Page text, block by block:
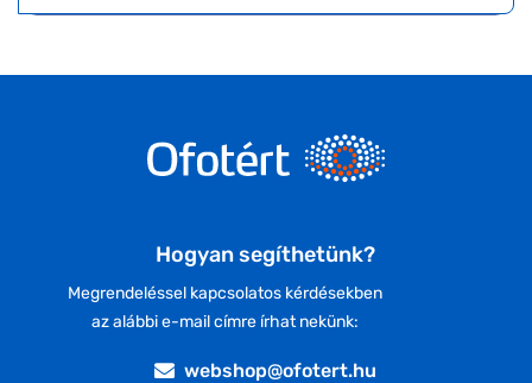
Hogyan segíthetünk?
Megrendeléssel kapcsolatos kérdésekben
az alábbi e-mail címre írhat nekünk:
webshop@ofotert.hu